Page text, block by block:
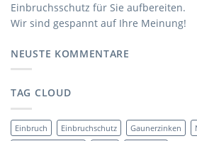
Einbruchsschutz für Sie aufbereiten.
Wir sind gespannt auf Ihre Meinung!
NEUSTE KOMMENTARE
TAG CLOUD
Einbruch Einbruchschutz Gaunerzinken